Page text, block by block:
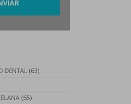
DENTAL(63)
(65)